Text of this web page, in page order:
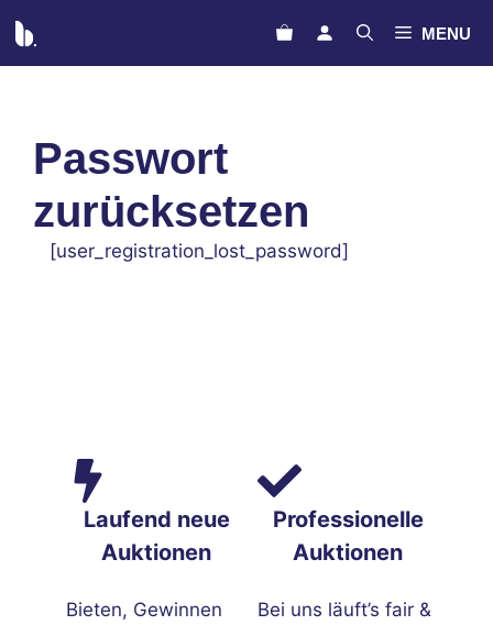
Inhalt
springen
MENU
Passwort
zurücksetzen
[user_registration_lost_password]
Laufend neue
Auktionen
Bieten, Gewinnen
Professionelle
Auktionen
Bei uns läuft’s fair &